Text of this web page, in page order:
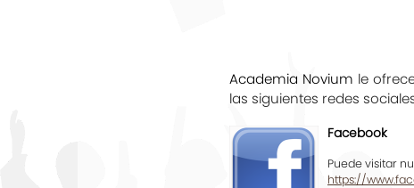
Academia Novium le
las siguientes redes
Facebook
Puede visitar
https://